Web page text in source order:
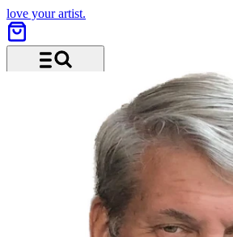
love your artist.